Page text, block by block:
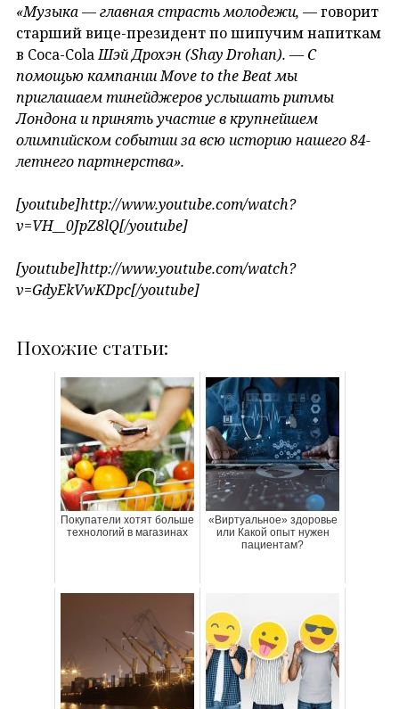
«Музыка — главная страсть молодежи, — говорит
старший вице-президент по шипучим напиткам
в Coca-Cola Шэй Дрохэн (Shay Drohan). — С
помощью кампании Move to the Beat мы
приглашаем тинейджеров услышать ритмы
Лондона и принять участие в крупнейшем
олимпийском событии за всю историю нашего 84-
летнего партнерства».
[youtube]http://www.youtube.com/watch?
v=VH__0JpZ8lQ[/youtube]
[youtube]http://www.youtube.com/watch?
v=GdyEkVwKDpc[/youtube]
Похожие статьи:
Покупатели хотят больше
технологий в магазинах
«Виртуальное» здоровье
или Какой опыт нужен
пациентам?